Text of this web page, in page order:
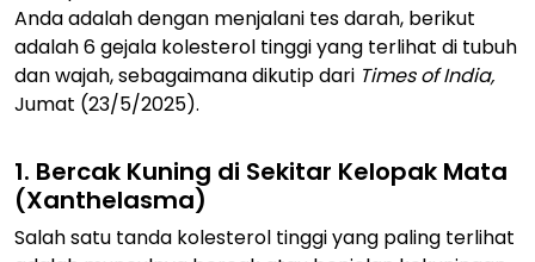
Anda adalah dengan menjalani tes darah, berikut
adalah 6 gejala kolesterol tinggi yang terlihat di tubuh
dan wajah, sebagaimana dikutip dari Times of India,
Jumat (23/5/2025).
1. Bercak Kuning di Sekitar Kelopak Mata
(Xanthelasma)
Salah satu tanda kolesterol tinggi yang paling terlihat